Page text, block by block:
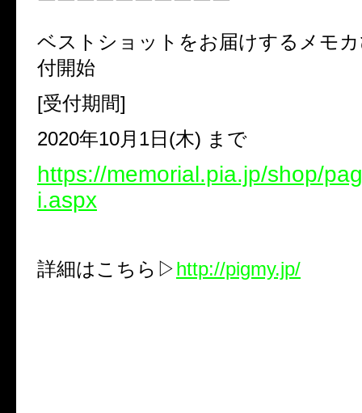
￣￣￣￣￣￣￣￣￣￣
ベストショットをお届けするメモ
付開始
[受付期間]
2020年10月 1日 (木) まで
https://memorial.pia.jp/shop/
i.aspx
詳細はこちら ▷http://pigmy.jp/